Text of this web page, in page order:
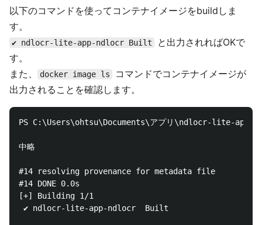
以下のコマンドを使ってコンテナイメージをbuildしま
す。
✔ ndlocr-lite-app-ndlocr Built
と出力されればOKで
す。
また、
docker image ls
コマンドでコンテナイメージが
出力されることを確認します。
PS C:\Users\ohtsu\Documents\アプリ\ndlocr-lite-
中略
#14 resolving provenance for metadata file
#14 DONE 0.0s
[+] Building 1/1
✔ ndlocr-lite-app-ndlocr  Built